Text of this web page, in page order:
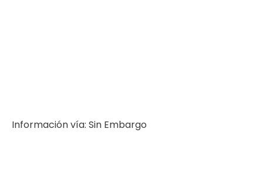
Información vía: Sin Embargo